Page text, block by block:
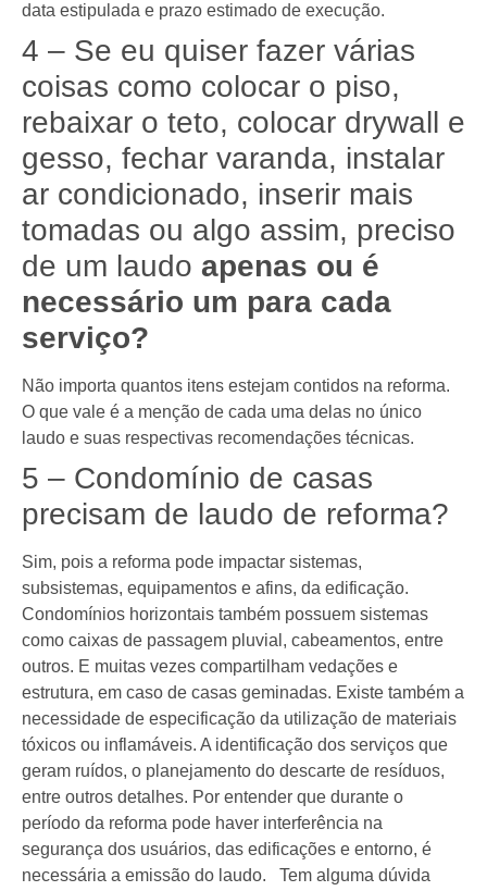
data estipulada e prazo estimado de execução.
4 – Se eu quiser fazer várias
coisas como colocar o piso,
rebaixar o teto, colocar drywall e
gesso, fechar varanda, instalar
ar condicionado, inserir mais
tomadas ou algo assim, preciso
de um laudo apenas ou é
necessário um para cada
serviço?
Não importa quantos itens estejam contidos na reforma.
O que vale é a menção de cada uma delas no único
laudo e suas respectivas recomendações técnicas.
5 – Condomínio de casas
precisam de laudo de reforma?
Sim, pois a reforma pode impactar sistemas,
subsistemas, equipamentos e afins, da edificação.
Condomínios horizontais também possuem sistemas
como caixas de passagem pluvial, cabeamentos, entre
outros. E muitas vezes compartilham vedações e
estrutura, em caso de casas geminadas. Existe também a
necessidade de especificação da utilização de materiais
tóxicos ou inflamáveis. A identificação dos serviços que
geram ruídos, o planejamento do descarte de resíduos,
entre outros detalhes. Por entender que durante o
período da reforma pode haver interferência na
segurança dos usuários, das edificações e entorno, é
necessária a emissão do laudo. Tem alguma dúvida